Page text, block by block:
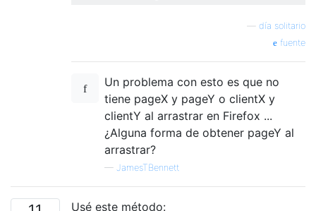
día solitario
fuente
Un problema con esto es que no
tiene pageX y pageY o clientX y
clientY al arrastrar en Firefox ...
¿Alguna forma de obtener pageY al
arrastrar?
— JamesTBennett
Usé este método: